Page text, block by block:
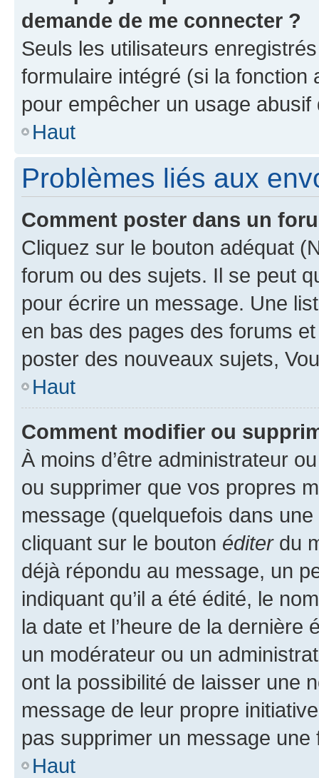
demande de me connecter ?
Seuls les utilisateurs
formulaire intégré (si la fonction
pour empêcher un usage
Haut
Problèmes liés aux
Comment poster dans un
Cliquez sur le bouton adéquat
forum ou des sujets. Il se peut
pour écrire un message. Une
en bas des pages des forums
poster des nouveaux sujets,
Haut
Comment modifier ou
À moins d’être administrateur
ou supprimer que vos propres
message (quelquefois dans
cliquant sur le bouton éditerdu
déjà répondu au message, un
indiquant qu’il a été édité, le
la date et l’heure de la dernière
un modérateur ou un
ont la possibilité de laisser une
message de leur propre
pas supprimer un message une
Haut